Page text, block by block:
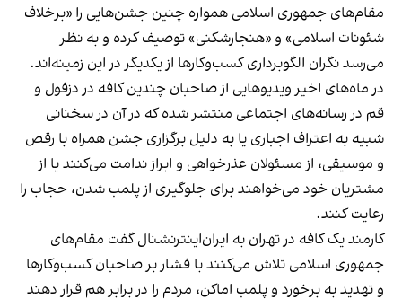
مقام‌های جمهوری اسلامی همواره چنین جشن‌هایی را «برخلاف
شئونات اسلامی» و «هنجارشکنی» توصیف کرده و به نظر
می‌رسد نگران الگوبرداری کسب‌وکارها از یکدیگر در این زمینه‌اند.
در ماه‌های اخیر ویدیوهایی از صاحبان چندین کافه در دزفول و
قم در رسانه‌های اجتماعی منتشر شده که در آن در سخنانی
شبیه به اعتراف اجباری یا به دلیل برگزاری جشن همراه با رقص
و موسیقی، از مسئولان عذرخواهی و ابراز ندامت می‌کنند یا از
مشتریان خود می‌خواهند برای جلوگیری از پلمب شدن، حجاب را
رعایت کنند.
کارمند یک کافه در تهران به ایران‌اینترنشنال گفت مقام‌های
جمهوری اسلامی تلاش می‌کنند با فشار بر صاحبان کسب‌وکارها
و تهدید به برخورد و پلمب اماکن، مردم را در برابر هم قرار دهند